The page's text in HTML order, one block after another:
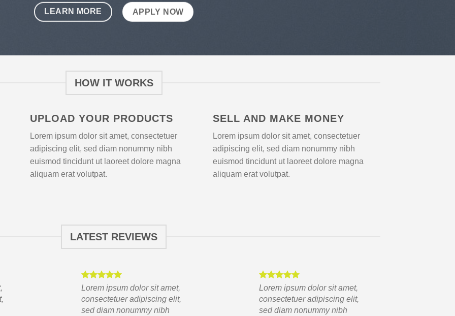
the
product
LEARN MORE APPLY NOW
HOW IT WORKS
UPLOAD YOUR PRODUCTS
Lorem ipsum dolor sit amet, consectetuer
adipiscing elit, sed diam nonummy nibh
euismod tincidunt ut laoreet dolore magna
aliquam erat volutpat.
SELL AND MAKE MONEY
Lorem ipsum dolor sit amet, consectetuer
adipiscing elit, sed diam nonummy nibh
euismod tincidunt ut laoreet dolore magna
aliquam erat volutpat.
LATEST REVIEWS
Lorem ipsum dolor sit amet,
consectetuer adipiscing elit,
sed diam nonummy nibh
Lorem ipsum dolor sit amet,
consectetuer adipiscing elit,
sed diam nonummy nibh